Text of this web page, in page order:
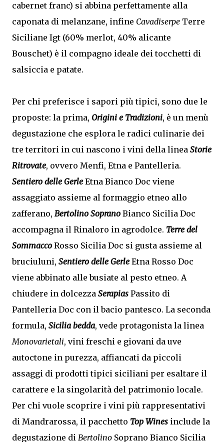
cabernet franc) si abbina perfettamente alla
caponata di melanzane, infine Cavadiserpe Terre
Siciliane Igt (60% merlot, 40% alicante
Bouschet) è il compagno ideale dei tocchetti di
salsiccia e patate.
Per chi preferisce i sapori più tipici, sono due le
proposte: la prima, Origini e Tradizioni, è un menù
degustazione che esplora le radici culinarie dei
tre territori in cui nascono i vini della linea Storie
Ritrovate, ovvero Menfi, Etna e Pantelleria.
Sentiero delle GerleEtna Bianco Doc viene
assaggiato assieme al formaggio etneo allo
zafferano, Bertolino Soprano Bianco Sicilia Doc
accompagna il Rinaloro in agrodolce. Terre del
Sommacco Rosso Sicilia Doc si gusta assieme al
bruciuluni, Sentiero delle GerleEtna Rosso Doc
viene abbinato alle busiate al pesto etneo. A
chiudere in dolcezza Serapias Passito di
Pantelleria Doc con il bacio pantesco. La seconda
formula, Sicilia bedda, vede protagonista la linea
Monovarietali, vini freschi e giovani da uve
autoctone in purezza, affiancati da piccoli
assaggi di prodotti tipici siciliani per esaltare il
carattere e la singolarità del patrimonio locale.
Per chi vuole scoprire i vini più rappresentativi
di Mandrarossa, il pacchetto Top Wines include la
degustazione di Bertolino Soprano Bianco Sicilia